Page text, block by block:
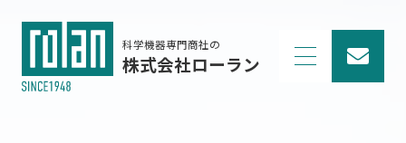
科学機器専門商社の
株式会社ローラン